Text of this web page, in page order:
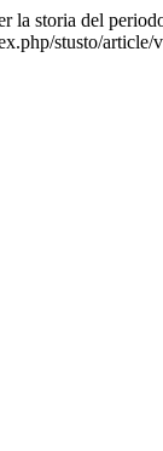
la storia del
stusto/article/